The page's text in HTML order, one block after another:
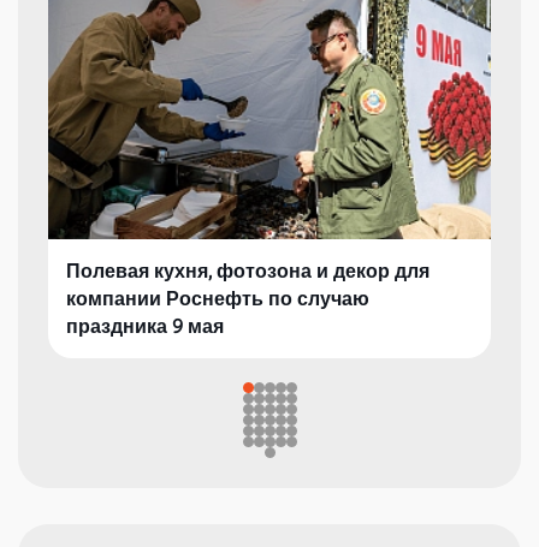
Полевая кухня, фотозона и декор для
компании Роснефть по случаю
праздника 9 мая